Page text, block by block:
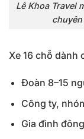
Lê Khoa Travel
Xe 16 chỗ dành
Đoàn 8–15
Công ty,
Gia đình